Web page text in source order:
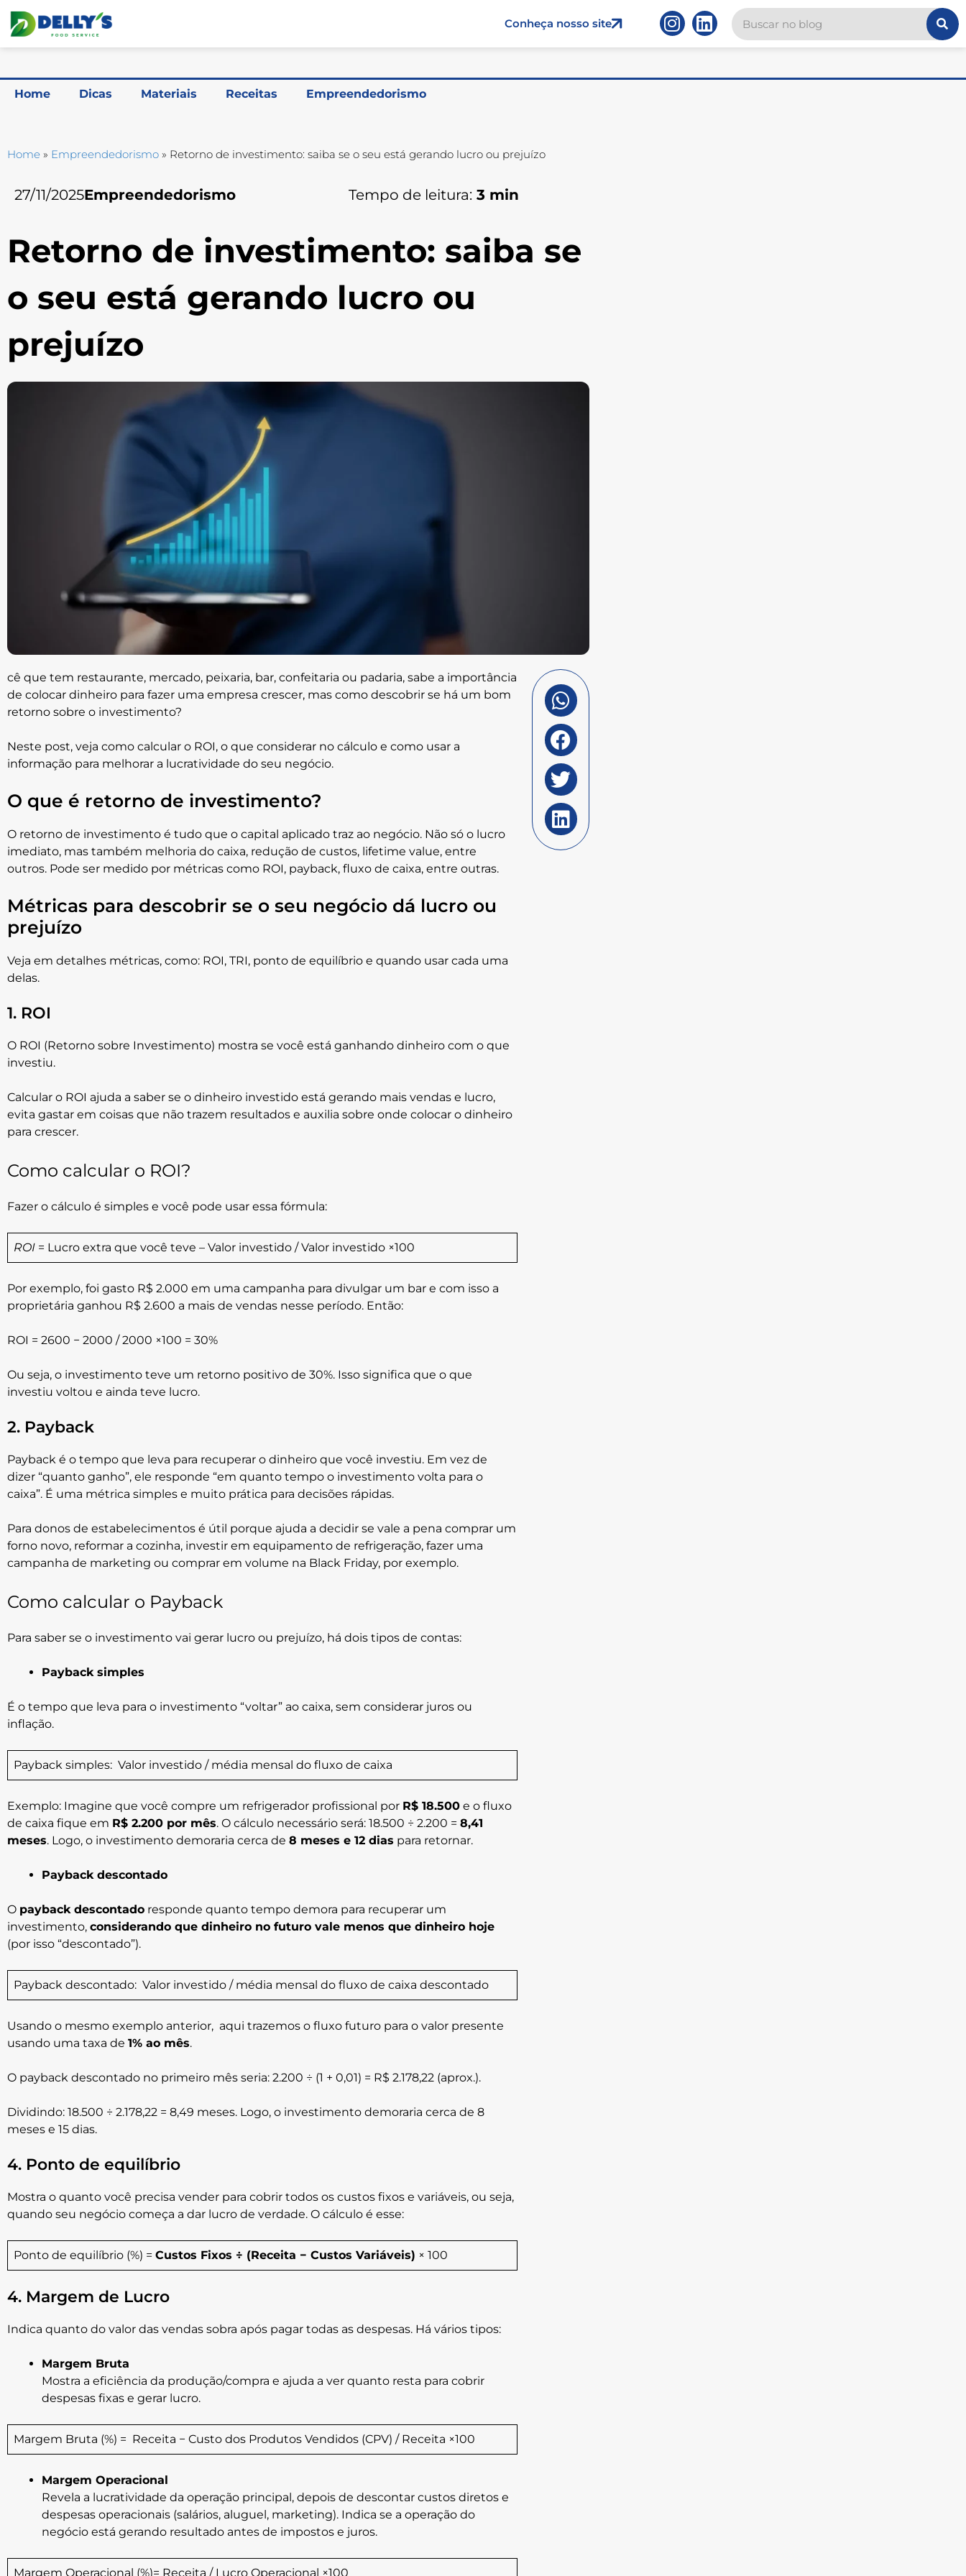
Conheça nosso site
Home Dicas Materiais Receitas Empreendedorismo
Home » Empreendedorismo » Retorno de investimento: saiba se o seu está gerando lucro ou prejuízo
27/11/2025Empreendedorismo Tempo de leitura: 3 min
Retorno de investimento: saiba se
o seu está gerando lucro ou
prejuízo
cê que tem restaurante, mercado, peixaria, bar, confeitaria ou padaria, sabe a importância
de colocar dinheiro para fazer uma empresa crescer, mas como descobrir se há um bom
retorno sobre o investimento?
Neste post, veja como calcular o ROI, o que considerar no cálculo e como usar a
informação para melhorar a lucratividade do seu negócio.
O que é retorno de investimento?
O retorno de investimento é tudo que o capital aplicado traz ao negócio. Não só o lucro
imediato, mas também melhoria do caixa, redução de custos, lifetime value, entre
outros. Pode ser medido por métricas como ROI, payback, fluxo de caixa, entre outras.
Métricas para descobrir se o seu negócio dá lucro ou
prejuízo
Veja em detalhes métricas, como: ROI, TRI, ponto de equilíbrio e quando usar cada uma
delas.
1. ROI
O ROI (Retorno sobre Investimento) mostra se você está ganhando dinheiro com o que
investiu.
Calcular o ROI ajuda a saber se o dinheiro investido está gerando mais vendas e lucro,
evita gastar em coisas que não trazem resultados e auxilia sobre onde colocar o dinheiro
para crescer.
Como calcular o ROI?
Fazer o cálculo é simples e você pode usar essa fórmula:
ROI = Lucro extra que você teve – Valor investido / Valor investido ×100
Por exemplo, foi gasto R$ 2.000 em uma campanha para divulgar um bar e com isso a
proprietária ganhou R$ 2.600 a mais de vendas nesse período. Então:
ROI = 2600 − 2000 / 2000 ×100 = 30%
Ou seja, o investimento teve um retorno positivo de 30%. Isso significa que o que
investiu voltou e ainda teve lucro.
2. Payback
Payback é o tempo que leva para recuperar o dinheiro que você investiu. Em vez de
dizer “quanto ganho”, ele responde “em quanto tempo o investimento volta para o
caixa”. É uma métrica simples e muito prática para decisões rápidas.
Para donos de estabelecimentos é útil porque ajuda a decidir se vale a pena comprar um
forno novo, reformar a cozinha, investir em equipamento de refrigeração, fazer uma
campanha de marketing ou comprar em volume na Black Friday, por exemplo.
Como calcular o Payback
Para saber se o investimento vai gerar lucro ou prejuízo, há dois tipos de contas:
Payback simples
É o tempo que leva para o investimento “voltar” ao caixa, sem considerar juros ou
inflação.
Payback simples: Valor investido / média mensal do fluxo de caixa
Exemplo: Imagine que você compre um refrigerador profissional por R$ 18.500 e o fluxo
de caixa fique em R$ 2.200 por mês. O cálculo necessário será: 18.500 ÷ 2.200 = 8,41
meses. Logo, o investimento demoraria cerca de 8 meses e 12 dias para retornar.
Payback descontado
O payback descontado responde quanto tempo demora para recuperar um
investimento, considerando que dinheiro no futuro vale menos que dinheiro hoje
(por isso “descontado”).
Payback descontado: Valor investido / média mensal do fluxo de caixa descontado
Usando o mesmo exemplo anterior, aqui trazemos o fluxo futuro para o valor presente
usando uma taxa de 1% ao mês.
O payback descontado no primeiro mês seria: 2.200 ÷ (1 + 0,01) = R$ 2.178,22 (aprox.).
Dividindo: 18.500 ÷ 2.178,22 = 8,49 meses. Logo, o investimento demoraria cerca de 8
meses e 15 dias.
4. Ponto de equilíbrio
Mostra o quanto você precisa vender para cobrir todos os custos fixos e variáveis, ou seja,
quando seu negócio começa a dar lucro de verdade. O cálculo é esse:
Ponto de equilíbrio (%) = Custos Fixos ÷ (Receita − Custos Variáveis) × 100
4. Margem de Lucro
Indica quanto do valor das vendas sobra após pagar todas as despesas. Há vários tipos:
Margem Bruta
Mostra a eficiência da produção/compra e ajuda a ver quanto resta para cobrir
despesas fixas e gerar lucro.
Margem Bruta (%) = Receita − Custo dos Produtos Vendidos (CPV)​ / Receita ×100
Margem Operacional
Revela a lucratividade da operação principal, depois de descontar custos diretos e
despesas operacionais (salários, aluguel, marketing). Indica se a operação do
negócio está gerando resultado antes de impostos e juros.
Margem Operacional (%)= Receita / Lucro Operacional​ ×100